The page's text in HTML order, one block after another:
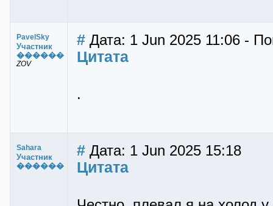
PavelSky
Участник
������
ZOV
# Дата: 1 Jun 2025 11:06 -
Цитата
.
Sahara
Участник
������
# Дата: 1 Jun 2025 15:18
Цитата